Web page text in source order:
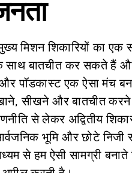
मिशन शिकारियों का एक
बातचीत कर सकते हैं
और पॉडकास्ट एक ऐसा मंच
सीखने और बातचीत
से लेकर अद्वितीय
भूमि और छोटे निजी
से हम ऐसी सामग्री